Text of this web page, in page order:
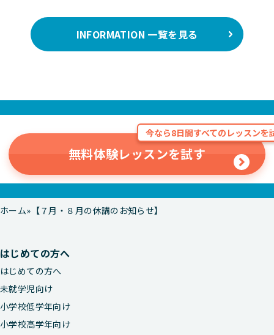
INFORMATION 一覧を見る
今なら8日間すべてのレッスンを
無料体験レッスンを試す
ホーム 【７月・８月の休講のお知らせ】
はじめての方へ
はじめての方へ
未就学児向け
小学校低学年向け
小学校高学年向け